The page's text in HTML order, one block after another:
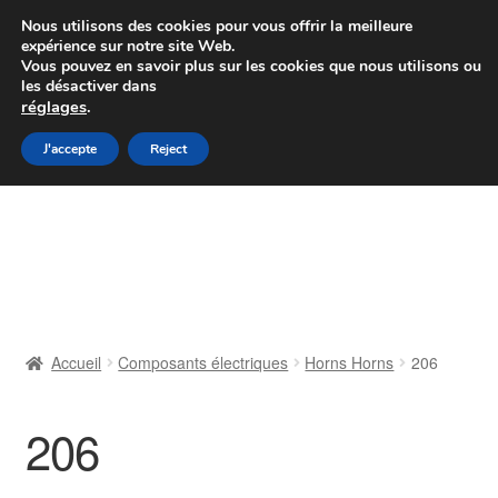
Colissimo livraison à partir de 7 EUR
Du lundi au vendredi de 9 h à 16 h
Aller
à
Aller
au
Livraison
Accueil Composants électriques Horns Horns 206
206
Nous utilisons des cookies pour vous offrir la meilleure
expérience sur notre site Web.
Vous pouvez en savoir plus sur les cookies que nous utilisons ou
les désactiver dans
réglages.
J'accepte Reject